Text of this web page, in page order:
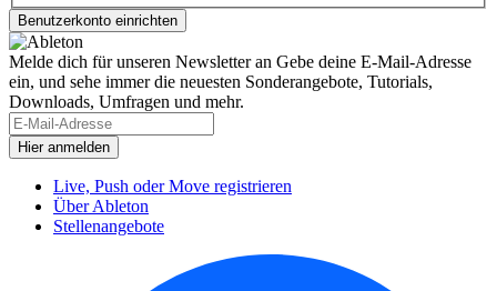
Melde dich für unseren Newsletter an Gebe deine E-Mail-Adresse
ein, und sehe immer die neuesten Sonderangebote, Tutorials,
Downloads, Umfragen und mehr.
Live, Push oder Move registrieren
Über Ableton
Stellenangebote